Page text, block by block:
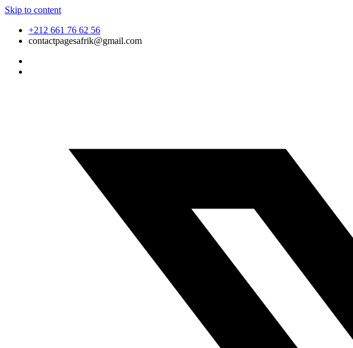
Skip to content
+212 661 76 62 56
contactpagesafrik@gmail.com